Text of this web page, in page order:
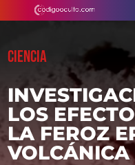
CIENCIA
LOS
LA FEROZ